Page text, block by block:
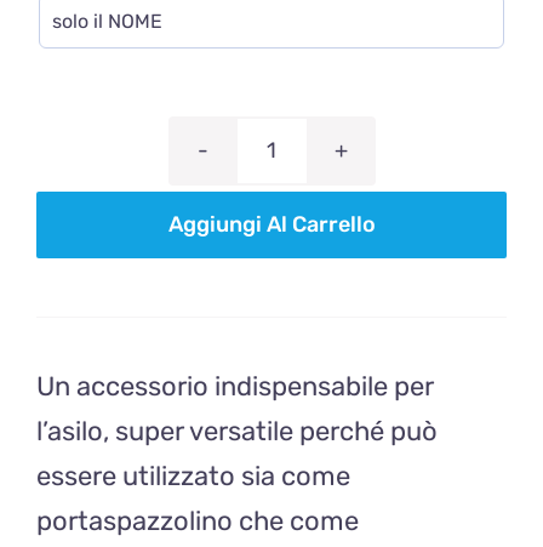
PORTAPOSATE
quantità
Aggiungi Al Carrello
Un accessorio indispensabile per
l’asilo, super versatile perché può
essere utilizzato sia come
portaspazzolino che come